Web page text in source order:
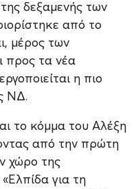
δεξαμενής των
από το
μέρος των
προς τα νέα
η πιο
ΝΔ.
το κόμμα του Αλέξη
από την πρώτη
χώρο της
για τη